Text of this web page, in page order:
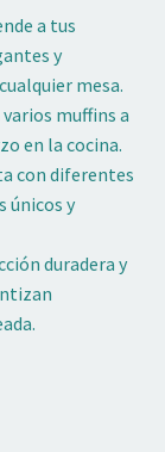
a tus
y
mesa.
muffins a
en la cocina.
con diferentes
únicos y
duradera y